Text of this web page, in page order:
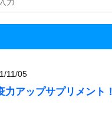
11/05
力アップサプリメント！